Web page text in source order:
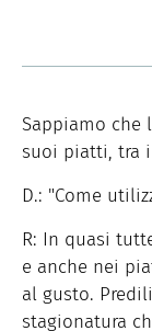
Sappiamo che
suoi piatti, tra i
D.: "Come
R: In quasi
e anche nei
al gusto.
stagionatura